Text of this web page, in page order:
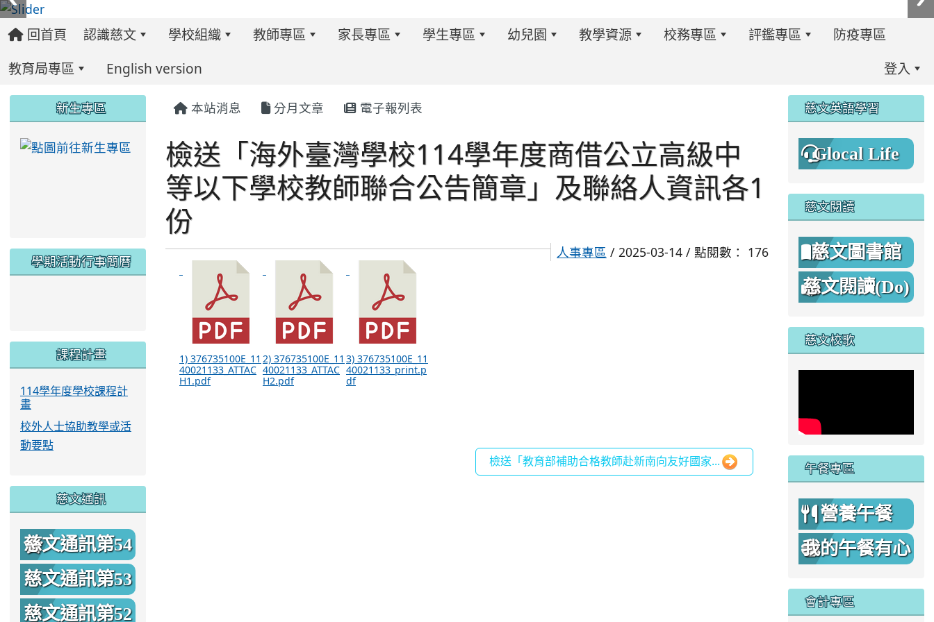
回首頁 認識慈文 學校組織 教師專區 家長專區 學生專區 幼兒園 教學資源 校務專區 評鑑專區
防疫專區
教育局專區
English version 登入
本站消息 分月文章 電子報列表
檢送「海外臺灣學校114學年度商借公立高級中
等以下學校教師聯合公告簡章」及聯絡人資訊各1
份
人事專區 / 2025-03-14 / 點閱數： 176
1) 376735100E_11
40021133_ATTAC
H1.pdf
2) 376735100E_11
40021133_ATTAC
H2.pdf
3) 376735100E_11
40021133_print.p
df
檢送「教育部補助合格教師赴新南向友好國家...
新生專區
link to https://www.twes.tyc.edu.tw/modules/tadnews/index.php?ncsn=6
學期活動行事簡曆
link to https://www.twes.tyc.edu.tw/uploads/tad_blocks/image/113-1%E6%B4%BB%E5%8B%95%E8%A1%8C%E4%BA%8B%E7%B0%A1%E6%9B%86.jpg \
link to https://www.twes.tyc.edu.tw/uploads/tad_blocks/image/114-2%E6%B4%BB%E5%8B%95%E8%A1%8C%E4%BA%8B%E7%B0%A1%E6%9B%86A.png
課程計畫
114學年度學校課程計
畫
校外人士協助教學或活
動要點
慈文通訊
慈文通訊第54
期
慈文通訊第53
期
慈文通訊第52
慈文英語學習
Glocal Life
慈文閱讀
慈文圖書館
慈文閱讀(Do)
慈文校歌
午餐專區
營養午餐
我的午餐有心
會計專區